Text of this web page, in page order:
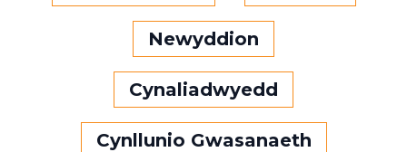
Newyddion
Cynaliadwyedd
Cynllunio Gwasanaeth